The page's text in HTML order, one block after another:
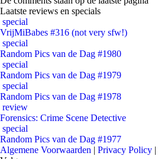
Laatste reviews en specials
special
VrijMiBabes #316 (not very sfw!)
special
Random Pics van de Dag #1980
special
Random Pics van de Dag #1979
special
Random Pics van de Dag #1978
review
Forensics: Crime Scene Detective
special
Random Pics van de Dag #1977
Algemene Voorwaarden | Privacy Policy |